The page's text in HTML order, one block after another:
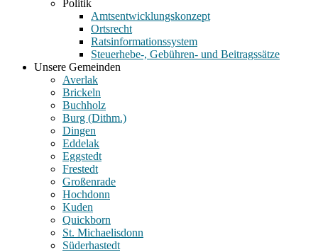
Politik
Amtsentwicklungskonzept
Ortsrecht
Ratsinformationssystem
Steuerhebe-, Gebühren- und Beitragssätze
Unsere Gemeinden
Averlak
Brickeln
Buchholz
Burg (Dithm.)
Dingen
Eddelak
Eggstedt
Frestedt
Großenrade
Hochdonn
Kuden
Quickborn
St. Michaelisdonn
Süderhastedt